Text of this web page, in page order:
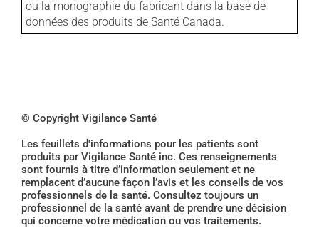
ou la monographie du fabricant dans la base de
données des produits de Santé Canada.
© Copyright Vigilance Santé
Les feuillets d'informations pour les patients sont
produits par Vigilance Santé inc. Ces renseignements
sont fournis à titre d’information seulement et ne
remplacent d’aucune façon l’avis et les conseils de vos
professionnels de la santé. Consultez toujours un
professionnel de la santé avant de prendre une décision
qui concerne votre médication ou vos traitements.